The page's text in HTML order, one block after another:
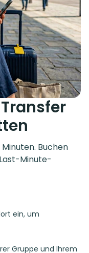
Buchen
Minute-
ein, um
Gruppe und Ihrem